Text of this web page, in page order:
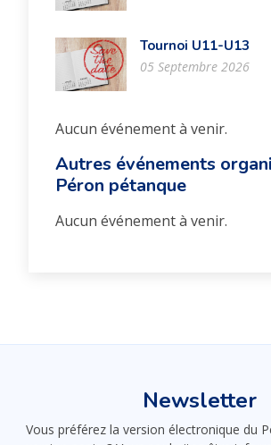
Tournoi U11-U13
05 Septembre 2026
Aucun événement à venir.
Autres événements
Péron pétanque
Aucun événement à venir.
Newsletter
Vous préférez la version électronique du